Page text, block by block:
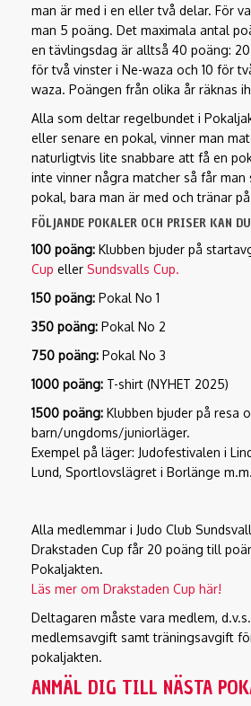
man är med i en eller två delar. För
man 5 poäng. Det maximala antal
en tävlingsdag är alltså 40 poäng:
för två vinster i Ne-waza och 10 för
waza. Poängen från olika år räknas
Alla som deltar regelbundet i
eller senare en pokal, vinner man
naturligtvis lite snabbare att få en
inte vinner några matcher så får man
pokal, bara man är med och tränar
FÖLJANDE POKALER OCH PRISER KAN
100 poäng: Klubben bjuder på
Cup eller Sundsvalls Cup.
150 poäng: Pokal No 1
350 poäng: Pokal No 2
750 poäng: Pokal No 3
1000 poäng: T-shirt (NYHET 2025)
1500 poäng: Klubben bjuder på resa
barn/ungdoms/juniorläger.
Exempel på läger: Judofestivalen i
Lund, Sportlovslägret i Borlänge m.m.
Alla medlemmar i Judo Club
Drakstaden Cup får 20 poäng till
Pokaljakten.
Läs mer om Drakstaden Cup här!
Deltagaren måste vara medlem,
medlemsavgift samt träningsavgift
pokaljakten.
ANMÄL DIG TILL NÄSTA